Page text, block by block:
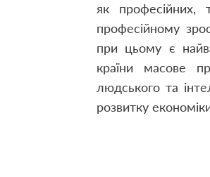
як професійних,
професійному
при цьому є
країни масове
людського та
розвитку